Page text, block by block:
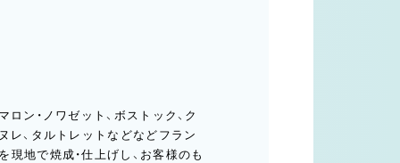
ン・ノワゼット、ボストック、ク
レ、タルトレットなどなどフラン
地で焼成・仕上げし、お客様のも